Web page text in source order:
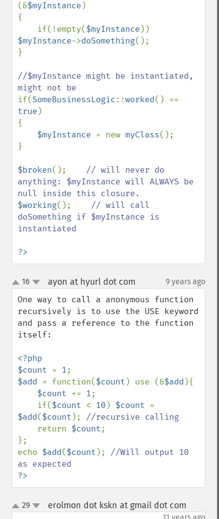
(&$myInstance )
{
    if(!empty(
$myInstance
$myInstance->doSomething();
}
//$myInstance might be instantiated,
if(SomeBusinessLogic::worked
true )
{
$myInstance = new myClass();
}
$broken(); // will never do
anything: $myInstance will ALWAYS be
$working(); // will call
doSomething if $myInstance is
instantiated
?>
up
down
16 ayon at hyurl dot com 9 years ago
One way to call a anonymous function
recursively is to use the USE keyword
and pass a reference to the function
itself:
<?php
$count = 1
$add = function($count ) use (&$add ){
$count += 1;
    if(
$count < 10 ) $count
$add($count ); //recursive calling
return $count;
};
echo $add($count ); //Will output 10
?>
up
down
29 erolmon dot kskn at gmail dot com